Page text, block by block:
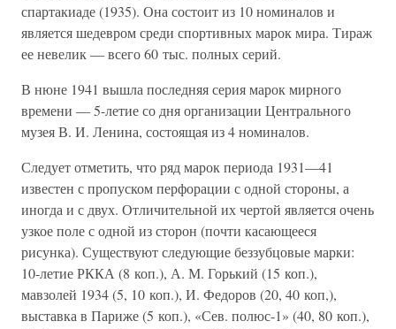
спартакиаде (1935). Она состоит из 10 номиналов и
является шедевром среди спортивных марок мира. Тираж
ее невелик — всего 60 тыс. полных серий.
В нюне 1941 вышла последняя серия марок мирного
времени — 5-летие со дня организации Центрального
музея В. И. Ленина, состоящая из 4 номиналов.
Следует отметить, что ряд марок периода 1931—41
известен с пропуском перфорации с одной стороны, а
иногда и с двух. Отличительной их чертой является очень
узкое поле с одной из сторон (почти касающееся
рисунка). Существуют следующие беззубцовые марки:
10-летие РККА (8 коп.), А. М. Горький (15 коп.),
мавзолей 1934 (5, 10 коп.), И. Федоров (20, 40 коп,),
выставка в Париже (5 коп.), «Сев. полюс-1» (40, 80 коп.),